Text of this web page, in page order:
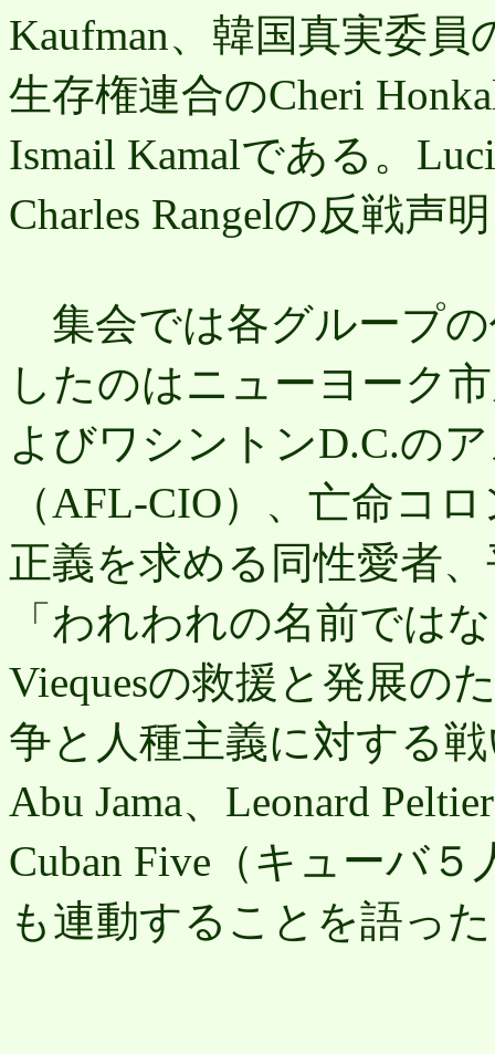
Kaufman、韓国真実委員
生存権連合のCheri
Ismail Kamalである。
Charles Rangelの反戦声
集会では各グループ
したのはニューヨーク
よびワシントンD.C.の
（AFL-CIO）、亡命コ
正義を求める同性愛者
「われわれの名前では
Viequesの救援と発展の
争と人種主義に対する
Abu Jama、Leonard
Cuban Five（キューバ
も連動することを語っ